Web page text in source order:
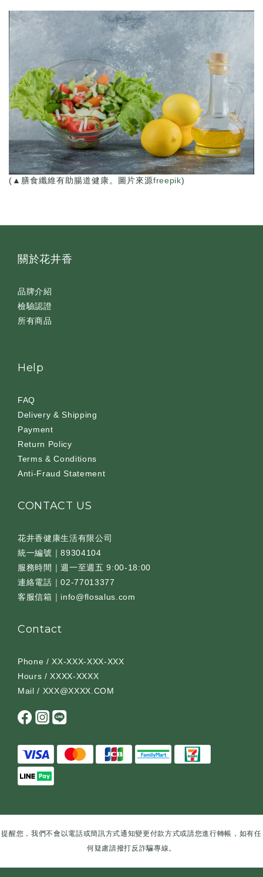
(▲膳食纖維有助腸道健康。圖片來源freepik)
關於花井香
品牌介紹
檢驗認證
所有商品
Help
FAQ
Delivery & Shipping
Payment
Return Policy
Terms & Conditions
Anti-Fraud Statement
CONTACT US
花井香健康生活有限公司
統一編號｜89304104
服務時間｜週一至週五 9:00-18:00
連絡電話｜02-77013377
客服信箱｜info@flosalus.com
Contact
Phone / XX-XXX-XXX-XXX
Hours / XXXX-XXXX
Mail / XXX@XXXX.COM
提醒您，我們不會以電話或簡訊方式通知變更付款方式或請您進行轉帳，如有任
何疑慮請撥打反詐騙專線。